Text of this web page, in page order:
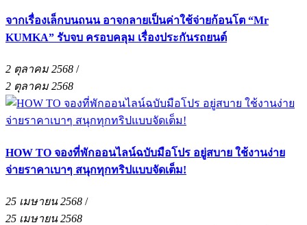
จากเรื่องเล็กบนถนน อาจกลายเป็นค่าใช้จ่ายก้อนโต “Mr
KUMKA” รับจบ ครอบคลุม เรื่องประกันรถยนต์
2 ตุลาคม 2568 /
2 ตุลาคม 2568
HOW TO จองที่พักออนไลน์ฉบับมือโปร อยู่สบาย ใช้งานง่าย
จ่ายราคาเบาๆ สนุกทุกทริปแบบจัดเต็ม!
25 เมษายน 2568 /
25 เมษายน 2568